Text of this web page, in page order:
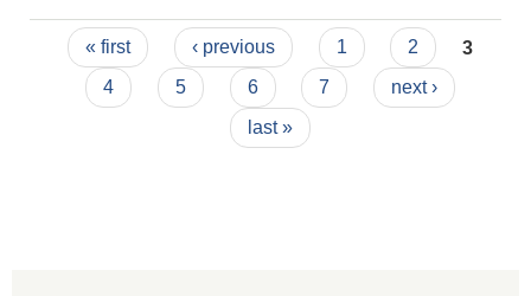
Pages
« first ‹ previous 1 2
3
4
5 6 7
next ›
last »